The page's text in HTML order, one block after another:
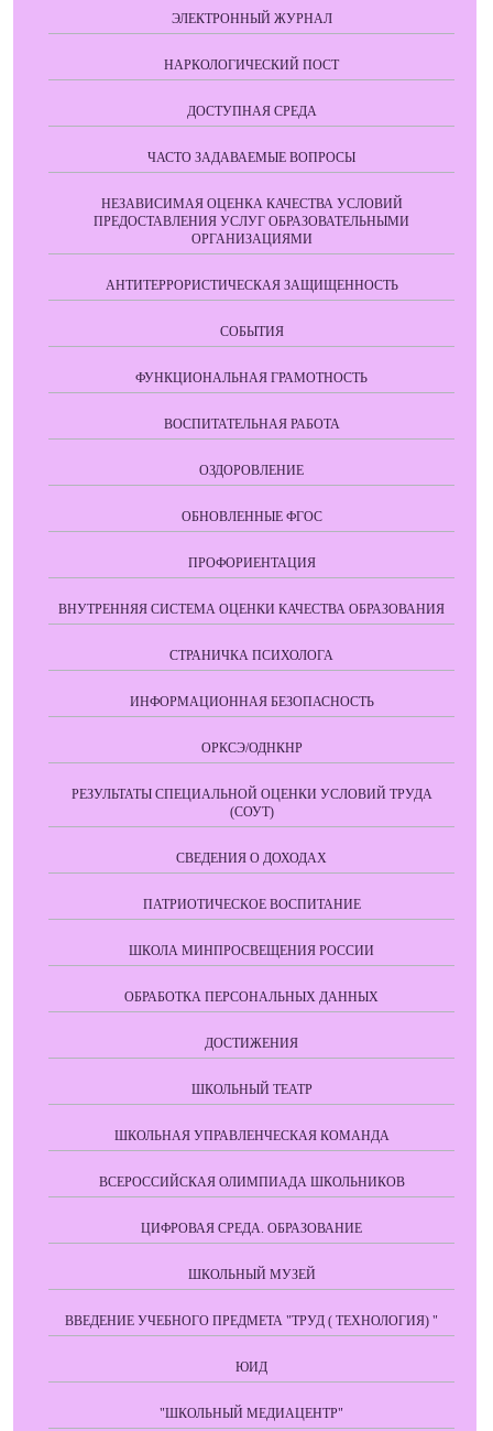
ЭЛЕКТРОННЫЙ ЖУРНАЛ
НАРКОЛОГИЧЕСКИЙ ПОСТ
ДОСТУПНАЯ СРЕДА
ЧАСТО ЗАДАВАЕМЫЕ ВОПРОСЫ
НЕЗАВИСИМАЯ ОЦЕНКА КАЧЕСТВА УСЛОВИЙ
ПРЕДОСТАВЛЕНИЯ УСЛУГ ОБРАЗОВАТЕЛЬНЫМИ
ОРГАНИЗАЦИЯМИ
АНТИТЕРРОРИСТИЧЕСКАЯ ЗАЩИЩЕННОСТЬ
СОБЫТИЯ
ФУНКЦИОНАЛЬНАЯ ГРАМОТНОСТЬ
ВОСПИТАТЕЛЬНАЯ РАБОТА
ОЗДОРОВЛЕНИЕ
ОБНОВЛЕННЫЕ ФГОС
ПРОФОРИЕНТАЦИЯ
ВНУТРЕННЯЯ СИСТЕМА ОЦЕНКИ КАЧЕСТВА ОБРАЗОВАНИЯ
СТРАНИЧКА ПСИХОЛОГА
ИНФОРМАЦИОННАЯ БЕЗОПАСНОСТЬ
ОРКСЭ/ОДНКНР
РЕЗУЛЬТАТЫ СПЕЦИАЛЬНОЙ ОЦЕНКИ УСЛОВИЙ ТРУДА
(СОУТ)
СВЕДЕНИЯ О ДОХОДАХ
ПАТРИОТИЧЕСКОЕ ВОСПИТАНИЕ
ШКОЛА МИНПРОСВЕЩЕНИЯ РОССИИ
ОБРАБОТКА ПЕРСОНАЛЬНЫХ ДАННЫХ
ДОСТИЖЕНИЯ
ШКОЛЬНЫЙ ТЕАТР
ШКОЛЬНАЯ УПРАВЛЕНЧЕСКАЯ КОМАНДА
ВСЕРОССИЙСКАЯ ОЛИМПИАДА ШКОЛЬНИКОВ
ЦИФРОВАЯ СРЕДА. ОБРАЗОВАНИЕ
ШКОЛЬНЫЙ МУЗЕЙ
ВВЕДЕНИЕ УЧЕБНОГО ПРЕДМЕТА "ТРУД ( ТЕХНОЛОГИЯ) "
ЮИД
"ШКОЛЬНЫЙ МЕДИАЦЕНТР"